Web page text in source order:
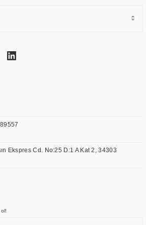
Ekspres Cd. No:25 D:1 A Kat 2, 34303